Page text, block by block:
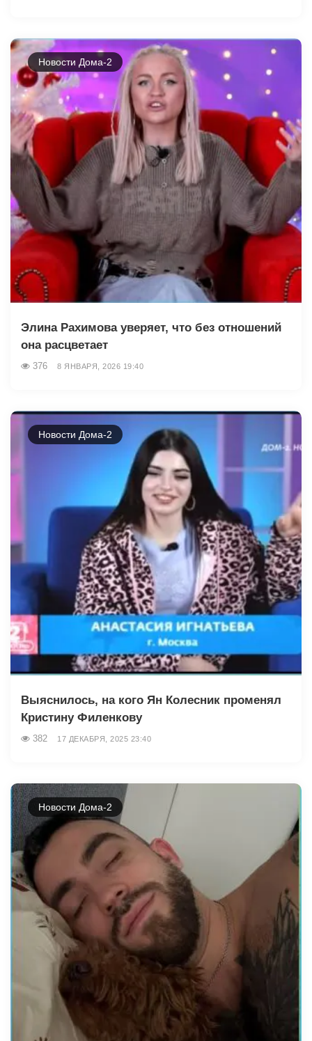
Новости Дома-2
Элина Рахимова уверяет, что без отношений
она расцветает
376 8 ЯНВАРЯ, 2026 19:40
Новости Дома-2
Выяснилось, на кого Ян Колесник променял
Кристину Филенкову
382 17 ДЕКАБРЯ, 2025 23:40
Новости Дома-2